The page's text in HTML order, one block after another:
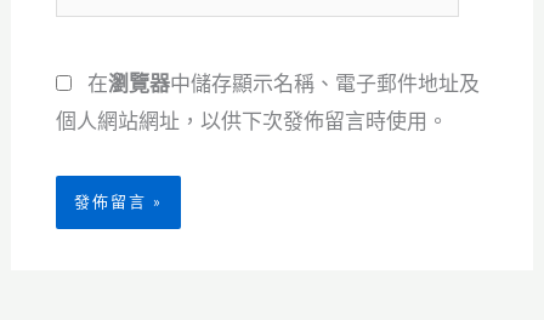
地
*
站
址
在瀏覽器中儲存顯示名稱、電子郵件地址及
個人網站網址，以供下次發佈留言時使用。